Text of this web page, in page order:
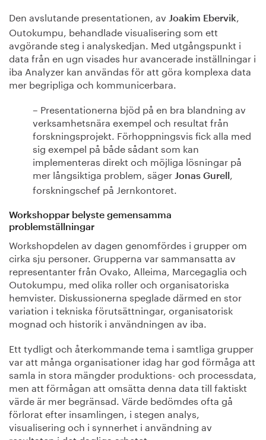
Den avslutande presentationen, av Joakim Ebervik,
Outokumpu, behandlade visualisering som ett
avgörande steg i analyskedjan. Med utgångspunkt i
data från en ugn visades hur avancerade inställningar i
iba Analyzer kan användas för att göra komplexa data
mer begripliga och kommunicerbara.
– Presentationerna bjöd på en bra blandning av
verksamhetsnära exempel och resultat från
forskningsprojekt. Förhoppningsvis fick alla med
sig exempel på både sådant som kan
implementeras direkt och möjliga lösningar på
mer långsiktiga problem, säger Jonas Gurell
,
forskningschef på Jernkontoret.
Workshoppar belyste gemensamma
problemställningar
Workshopdelen av dagen genomfördes i grupper om
cirka sju personer. Grupperna var sammansatta av
representanter från Ovako, Alleima, Marcegaglia och
Outokumpu, med olika roller och organisatoriska
hemvister. Diskussionerna speglade därmed en stor
variation i tekniska förutsättningar, organisatorisk
mognad och historik i användningen av iba.
Ett tydligt och återkommande tema i samtliga grupper
var att många organisationer idag har god förmåga att
samla in stora mängder produktions- och processdata,
men att förmågan att omsätta denna data till faktiskt
värde är mer begränsad. Värde bedömdes ofta gå
förlorat efter insamlingen, i stegen analys,
visualisering och i synnerhet i användning av